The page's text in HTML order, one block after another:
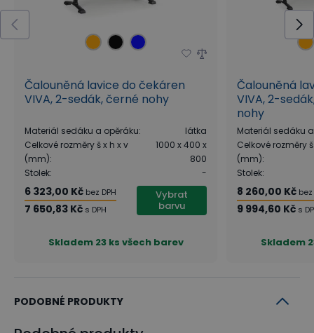
Čalouněná lavice do čekáren
VIVA, 2-sedák, černé nohy
Materiál sedáku a opěráku:
látka
Celkové rozměry š x h x v
(mm):
1000 x 400 x
800
Stolek: -
6 323,00 Kč bez DPH
7 650,83 Kč s DPH
Vybrat
barvu
Skladem 23 ks všech barev
Čalouněná
VIVA, 2-
nohy
Materiál sedáku
Celkové rozměry
(mm):
Stolek:
8 260,00 Kč bez
9 994,60 Kč s
Skladem
PODOBNÉ PRODUKTY